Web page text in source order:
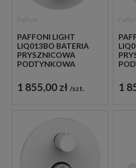
PAFFONI LIGHT
LIQ013BO BATERIA
PRYSZNICOWA
PODTYNKOWA
DROŻNA
JEDNOUCHWYTOWA
1 855,00 zł szt. 1